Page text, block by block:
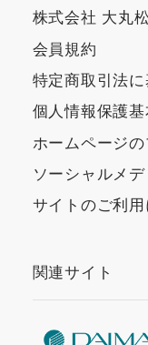
株式会社 大丸
会員規約
特定商取引法
個人情報保護
ホームページ
ソーシャルメ
サイトのご利
関連サイト